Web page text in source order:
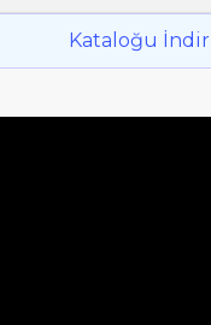
Kataloğu İndir